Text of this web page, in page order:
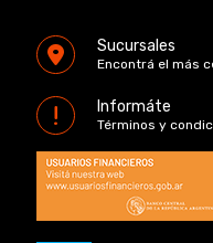
Sucursales
Encontrá el más
Informáte
Términos y